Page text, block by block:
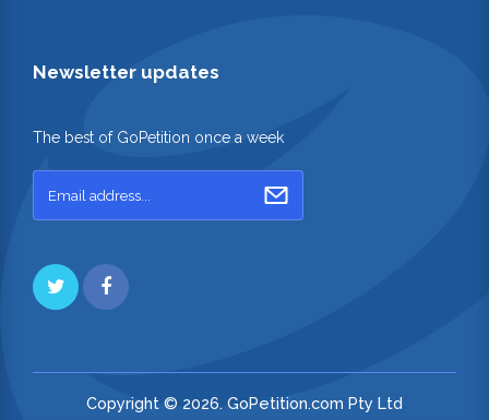
Newsletter updates
The best of GoPetition once a week
Copyright © 2026. GoPetition.com Pty Ltd